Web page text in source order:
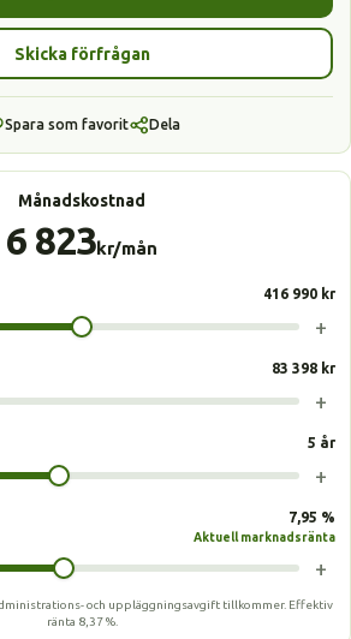
Skicka förfrågan
Spara som favorit Dela
Månadskostnad
6 823kr/mån
416 990 kr
+
83 398 kr
+
5 år
+
7,95 %
Aktuell marknadsränta
+
och uppläggningsavgift tillkommer. Effektiv
ränta 8,37 %.